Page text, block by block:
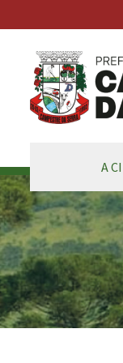
A
Conteúdo Principal